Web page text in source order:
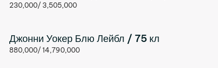
230,000/ 3,505,000
Джонни Уокер Блю Лейбл / 75 кл
880,000/ 14,790,000